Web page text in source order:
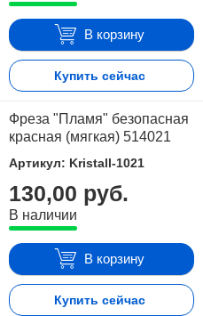
В корзину
Купить сейчас
Фреза "Пламя" безопасная
красная (мягкая) 514021
Артикул: Kristall-1021
130,00 руб.
В наличии
В корзину
Купить сейчас